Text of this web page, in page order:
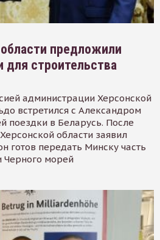
предложили
для строительства
администрации Херсонской
встретился с Александром
поездки в Беларусь. После
области заявил
готов передать Минску часть
Черного морей